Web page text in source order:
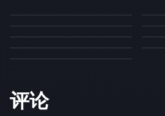
评论